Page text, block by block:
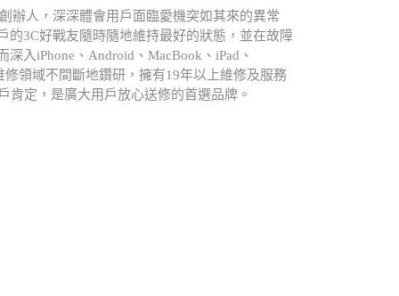
辦人，深深體會用戶面臨愛機突如其來的異常
的3C好戰友隨時隨地維持最好的狀態，並在故障
入iPhone、Android、MacBook、iPad、
修領域不間斷地鑽研，擁有19年以上維修及服務
肯定，是廣大用戶放心送修的首選品牌。